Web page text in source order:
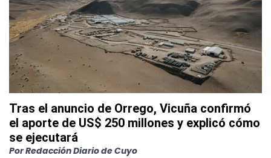
Tras el anuncio de Orrego, Vicuña confirmó
el aporte de US$ 250 millones y explicó cómo
se ejecutará
PorRedacción Diario de Cuyo